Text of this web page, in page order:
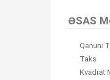
ƏSAS
Qanuni
Taks
Kvadrat